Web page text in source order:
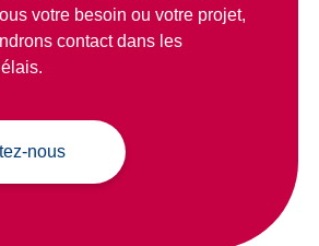
votre besoin ou votre projet,
contact dans les
nous